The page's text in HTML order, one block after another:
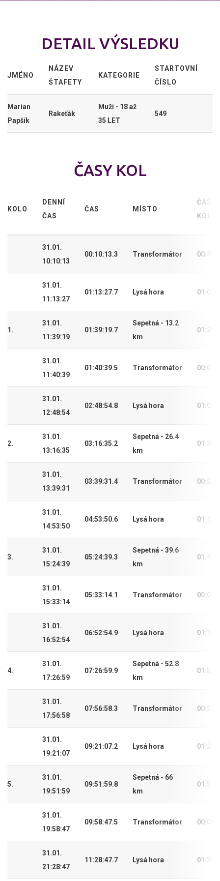
DETAIL VÝSLEDKU
JMÉNO
NÁZEV
ŠTAFETY
KATEGORIE
STARTOVNÍ
ČÍSLO
Marian
Papšík
Rakeťák
Muži - 18 až
35 LET
549
ČASY KOL
KOLO
DENNÍ
ČAS
ČAS MÍSTO
ČAS
KOLA
31.01.
10:10:13
00:10:13.3 Transformátor
31.01.
11:13:27
01:13:27.7 Lysá hora
1.
31.01.
11:39:19
01:39:19.7
Sepetná - 13.2
km
31.01.
11:40:39
01:40:39.5 Transformátor
31.01.
12:48:54
02:48:54.8 Lysá hora
2.
31.01.
13:16:35
03:16:35.2
Sepetná - 26.4
km
31.01.
13:39:31
03:39:31.4 Transformátor
31.01.
14:53:50
04:53:50.6 Lysá hora
3.
31.01.
15:24:39
05:24:39.3
Sepetná - 39.6
km
31.01.
15:33:14
05:33:14.1 Transformátor
31.01.
16:52:54
06:52:54.9 Lysá hora
4.
31.01.
17:26:59
07:26:59.9
Sepetná - 52.8
km
31.01.
17:56:58
07:56:58.3 Transformátor
31.01.
19:21:07
09:21:07.2 Lysá hora
5.
31.01.
19:51:59
09:51:59.8
Sepetná - 66
km
31.01.
19:58:47
09:58:47.5 Transformátor
31.01.
21:28:47
11:28:47.7 Lysá hora